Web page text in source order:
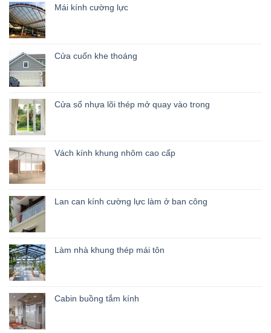
Mái kính cường lực
Cửa cuốn khe thoáng
Cửa sổ nhựa lõi thép mở quay vào trong
Vách kính khung nhôm cao cấp
Lan can kính cường lực làm ở ban công
Làm nhà khung thép mái tôn
Cabin buồng tắm kính